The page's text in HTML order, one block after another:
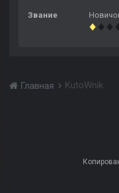
Звание
Главная KutoWnik